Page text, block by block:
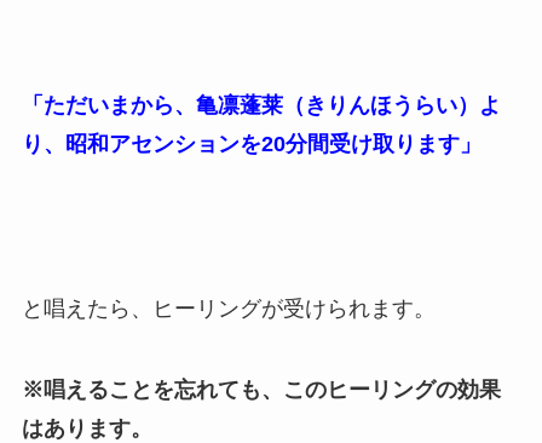
「ただいまから、亀凛蓬莱（きりんほうらい）よ
り、昭和アセンションを20分間受け取ります」
と唱えたら、ヒーリングが受けられます。
※唱えることを忘れても、このヒーリングの効果
はあります。